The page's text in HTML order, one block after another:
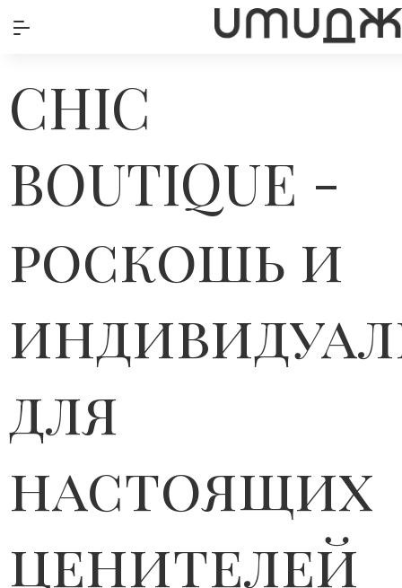
CHIC
BOUTIQUE -
роскошь и
для
настоящих
ценителей